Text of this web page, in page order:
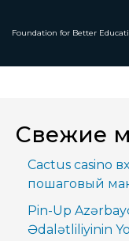
Foundation for Better
Свежие
Cactus casino
пошаговый
Pin-Up
Ədalətliliyinin